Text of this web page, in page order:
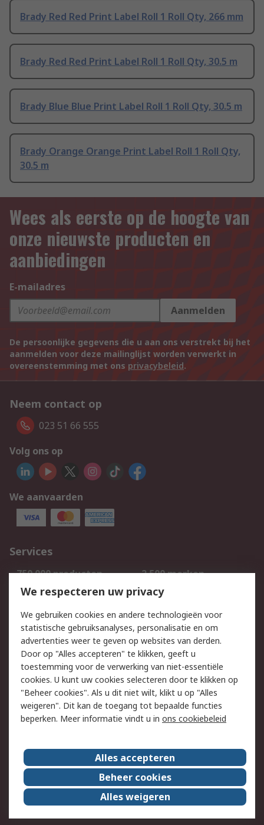
Brady Red Red Print Label Roll 1 Roll Qty, 266 mm
Brady Red Red Print Label Roll 1 Roll Qty, 30.5 m
Brady Blue Blue Print Label Roll 1 Roll Qty, 30.5 m
Brady Orange Orange Print Label Roll 1 Roll Qty,
30.5 m
Wees als eerste op de hoogte van
onze nieuwste producten en
aanbiedingen
E-mailadres
Aanmelden
De persoonlijke gegevens die u aan ons verstrekt bij het
aanmelden voor deze mailinglijst worden verwerkt in
overeenstemming met ons privacybeleid.
Neem contact op
023 51 66 555
Volg ons op
We aanvaarden
Services
750.000 producten
2.500 merken
Bestellen
Inkoopoplossingen
Track & Trace
Wettelijk
Cookiebeleid
Email veiligheid
Privacybeleid
Websitevoorwaarden
Algemene
verkoopvoorwaarden
Over RS
RS Group
Over ons
RS wereldwijd
Werken bij RS
ESG
We respecteren uw privacy
We gebruiken cookies en andere technologieën voor
statistische gebruiksanalyses, personalisatie en om
advertenties weer te geven op websites van derden.
Door op "Alles accepteren" te klikken, geeft u
toestemming voor de verwerking van niet-essentiële
cookies. U kunt uw cookies selecteren door te klikken op
"Beheer cookies". Als u dit niet wilt, klikt u op "Alles
weigeren". Dit kan de toegang tot bepaalde functies
beperken. Meer informatie vindt u in ons cookiebeleid
Alles accepteren
Beheer cookies
Alles weigeren